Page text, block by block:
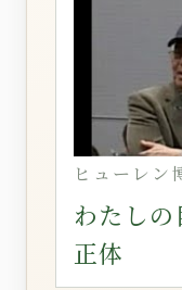
ヒューレン
わたし
正体